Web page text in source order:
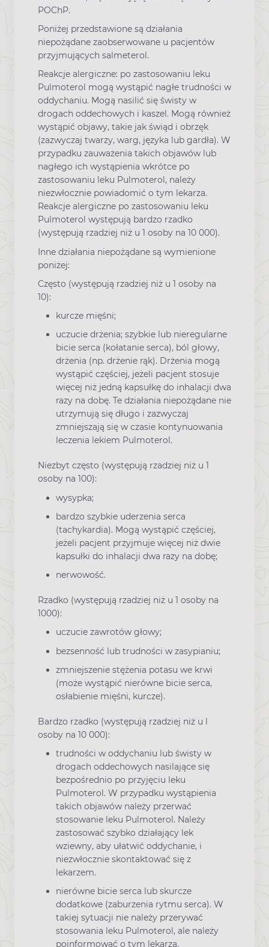
POChP.
Poniżej przedstawione są działania
niepożądane zaobserwowane u pacjentów
przyjmujących salmeterol.
Reakcje alergiczne: po zastosowaniu leku
Pulmoterol mogą wystąpić nagłe trudności w
oddychaniu. Mogą nasilić się świsty w
drogach oddechowych i kaszel. Mogą również
wystąpić objawy, takie jak świąd i obrzęk
(zazwyczaj twarzy, warg, języka lub gardła). W
przypadku zauważenia takich objawów lub
nagłego ich wystąpienia wkrótce po
zastosowaniu leku Pulmoterol, należy
niezwłocznie powiadomić o tym lekarza.
Reakcje alergiczne po zastosowaniu leku
Pulmoterol występują bardzo rzadko
(występują rzadziej niż u 1 osoby na 10 000).
Inne działania niepożądane są wymienione
poniżej:
Często (występują rzadziej niż u 1 osoby na
10):
kurcze mięśni;
uczucie drżenia; szybkie lub nieregularne
bicie serca (kołatanie serca), ból głowy,
drżenia (np. drżenie rąk). Drżenia mogą
wystąpić częściej, jeżeli pacjent stosuje
więcej niż jedną kapsułkę do inhalacji dwa
razy na dobę. Te działania niepożądane nie
utrzymują się długo i zazwyczaj
zmniejszają się w czasie kontynuowania
leczenia lekiem Pulmoterol.
Niezbyt często (występują rzadziej niż u 1
osoby na 100):
wysypka;
bardzo szybkie uderzenia serca
(tachykardia). Mogą wystąpić częściej,
jeżeli pacjent przyjmuje więcej niż dwie
kapsułki do inhalacji dwa razy na dobę;
nerwowość.
Rzadko (występują rzadziej niż u 1 osoby na
1000):
uczucie zawrotów głowy;
bezsenność lub trudności w zasypianiu;
zmniejszenie stężenia potasu we krwi
(może wystąpić nierówne bicie serca,
osłabienie mięśni, kurcze).
Bardzo rzadko (występują rzadziej niż u l
osoby na 10 000):
trudności w oddychaniu lub świsty w
drogach oddechowych nasilające się
bezpośrednio po przyjęciu leku
Pulmoterol. W przypadku wystąpienia
takich objawów należy przerwać
stosowanie leku Pulmoterol. Należy
zastosować szybko działający lek
wziewny, aby ułatwić oddychanie, i
niezwłocznie skontaktować się z
lekarzem.
nierówne bicie serca lub skurcze
dodatkowe (zaburzenia rytmu serca). W
takiej sytuacji nie należy przerywać
stosowania leku Pulmoterol, ale należy
poinformować o tym lekarza.